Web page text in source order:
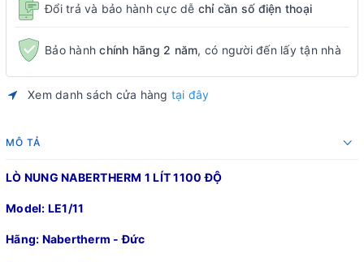
Đổi trả và bảo hành cực dễ chỉ cần số điện thoại
Bảo hànhchính hãng 2 năm, có người đến lấy tận nhà
Xem danh sách cửa hàng tại đây
MÔ TẢ
LÒ NUNG NABERTHERM 1 LÍT 1100 ĐỘ
Model: LE1/11
Hãng: Nabertherm - Đức